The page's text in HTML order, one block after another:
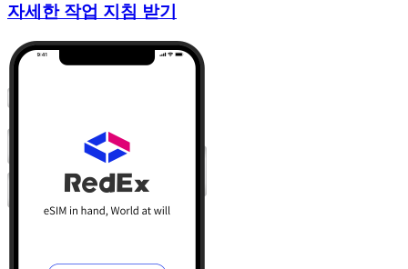
자세한 작업 지침 받기